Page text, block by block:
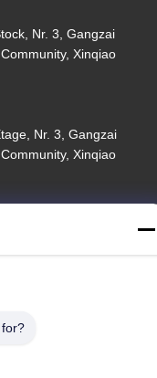
Nr. 3, Gangzai
Xinqiao
Nr. 3, Gangzai
Xinqiao